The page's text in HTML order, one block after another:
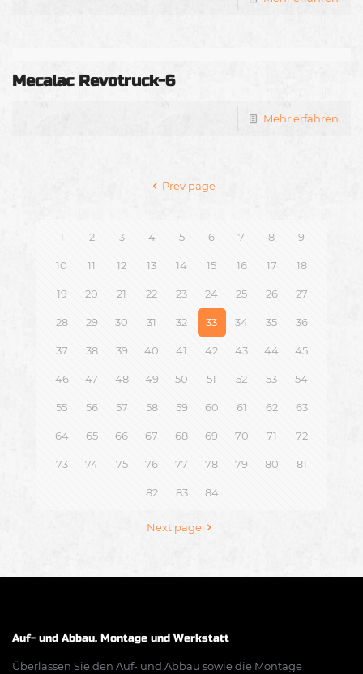
Mecalac Revotruck-6
Mehr erfahren
Prev page
1 2 3 4 5 6 7 8 9
10 11 12 13 14 15 16 17 18
19 20 21 22 23 24 25 26 27
28 29 30 31 32 33 34 35 36
37 38 39 40 41 42 43 44 45
46 47 48 49 50 51 52 53 54
55 56 57 58 59 60 61 62 63
64 65 66 67 68 69 70 71 72
73 74 75 76 77 78 79 80 81
82 83 84
Next page
Auf- und Abbau, Montage und Werkstatt
Überlassen Sie den Auf- und Abbau sowie die Montage